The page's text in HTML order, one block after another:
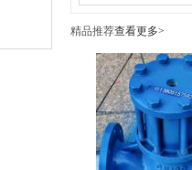
精品推荐查看更多>